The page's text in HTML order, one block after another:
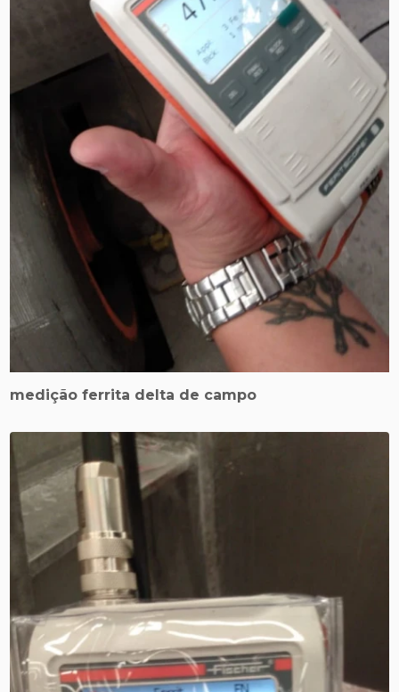
medição ferrita delta de campo